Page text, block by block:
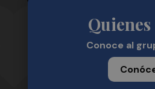
Conoce al